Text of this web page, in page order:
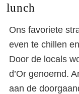
lunch
Ons favoriete
even te chillen
Door de locals
d’Or genoemd.
aan de